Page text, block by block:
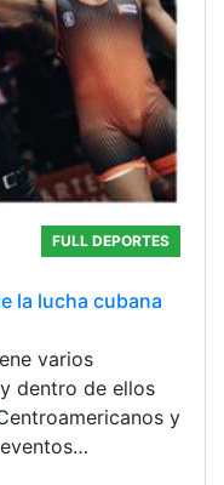
FULL DEPORTES
la lucha cubana
varios
dentro de ellos
y